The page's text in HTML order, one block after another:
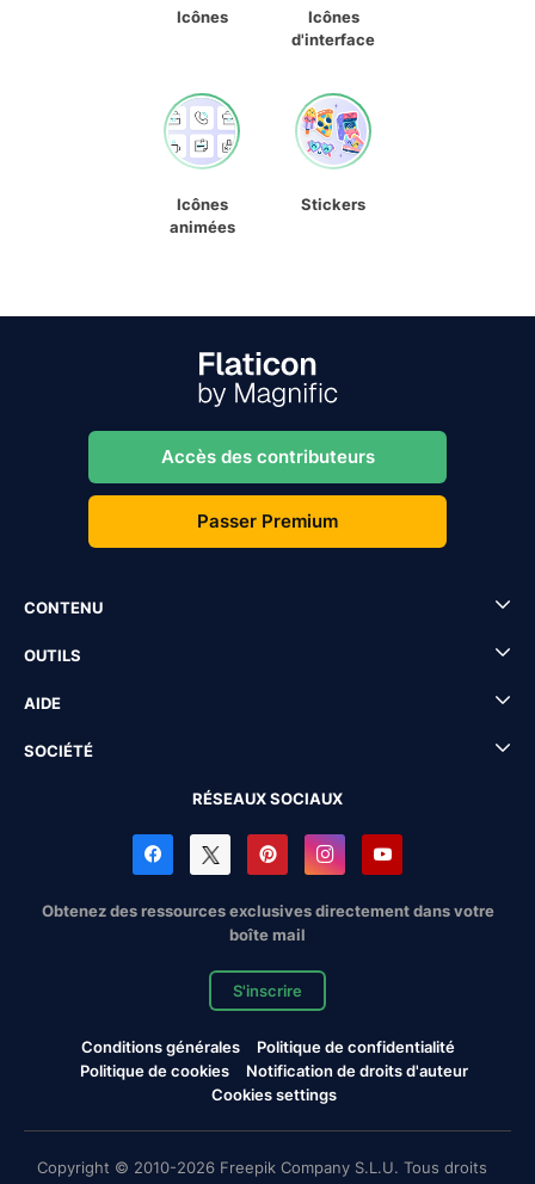
Icônes
Icônes
d'interface
Icônes
animées
Stickers
Accès des contributeurs
Passer Premium
CONTENU
OUTILS
AIDE
SOCIÉTÉ
RÉSEAUX SOCIAUX
Obtenez des ressources exclusives directement dans votre
boîte mail
S'inscrire
Conditions générales
Politique de confidentialité
Politique de cookies
Notification de droits d'auteur
Cookies settings
Copyright © 2010-2026 Freepik Company S.L.U. Tous droits